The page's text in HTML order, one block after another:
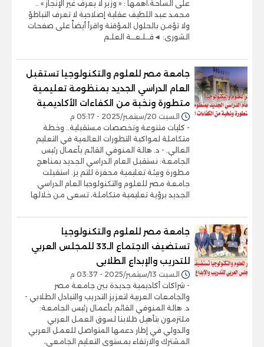
على الساحة،أهمها : « وزير لا يعرف غير الإنجاز » ..
محمد عبد اللطيف عقلية إصلاحية لا تعرف التباطؤ
ولا تؤمن بالحلول المؤقتة واقرأ أيضاً على صفحات
الشورى: ◄قــلـعــة العلـم
جامعة مصر للعلوم والتكنولوجيا تستقبل
العام الدراسي الجديد بمنظومة تعليمية
متطورة ونخبة من الكفاءات الأكاديمية
السبت 20/سبتمبر/2025 - 05:17 م
- كليات متنوعة وتخصصات مستقبلية.. وخطة
متكاملة لمواكبة التطورات العالمية في التعليم
العالي. - د. هالة المنوفي القائم بأعمال رئيس
الجامعة: نستقبل العام الدراسي الجديد بمناهج
مطورة وبيئة تعليمية محفزة للتم يز. استقبلت
جامعة مصر للعلوم والتكنولوجيا العام الدراسي
الجديد برؤية تعليمية متكاملة، تسعى من خلالها
جامعة مصر للعلوم والتكنولوجيا
تستضيف الاجتماع الـ33 للمجلس العربي
للتدريب والإبداع الطلابى
السبت 13/سبتمبر/2025 - 03:37 م
- شراكات أكاديمية جديدة بين جامعة مصر
والجامعات العربية لتعزيز التدريب والتبادل الطلابي -
د. هالة المنوفي القائم بأعمال رئيس الجامعة:
ملتزمون بتأهيل طلابنا لسوق العمل العربي
والدولي في إطار دعمها المتواصل للعمل العربي
المشترك والارتقاء بمستوى التعليم الجامعي،